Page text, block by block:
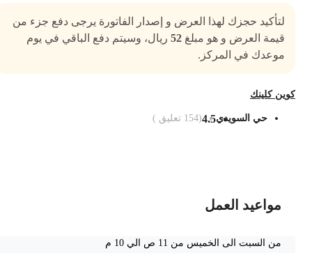
لتأكيد حجزك لهذا العرض و إصدار الفاتورة يرجى دفع جزء من
قيمة العرض و هو مبلغ52ريال، وسيتم دفع الباقي في يوم
موعدك في المركز.
كلينك
حي السويدي4.5
(
154تعليق )
مواعيد العمل
من السبت الى الخميس من 11 ص الي 10 م